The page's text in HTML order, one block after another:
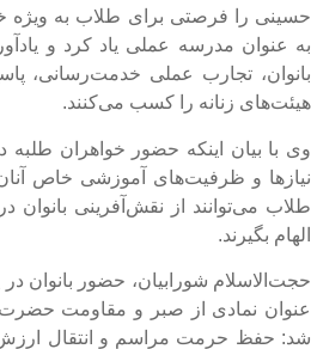
را فرصتی برای طلاب به‌ ویژه
عنوان مدرسه عملی یاد کرد و
تجارب عملی خدمت‌رسانی،
زنانه را کسب می‌کنند.
با بیان اینکه حضور خواهران طلبه
و ظرفیت‌های آموزشی خاص آنان
می‌توانند از نقش‌آفرینی بانوان
بگیرند.
شورابیان، حضور بانوان در
نمادی از صبر و مقاومت حضرت
حفظ حرمت مراسم و انتقال